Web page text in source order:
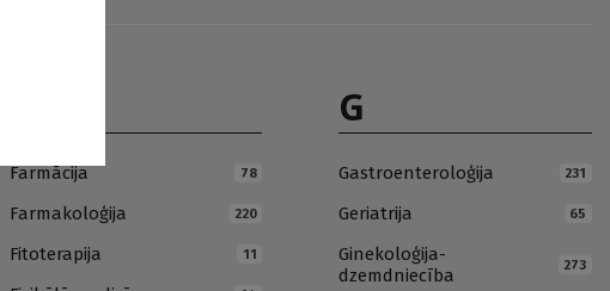
Farmācija 78
Farmakoloģija 220
Fitoterapija 11
G
Gastroenteroloģija 231
Geriatrija 65
Ginekoloģija-
dzemdniecība
273